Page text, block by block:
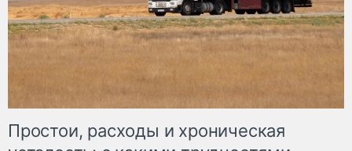
Простои, расходы и хроническая